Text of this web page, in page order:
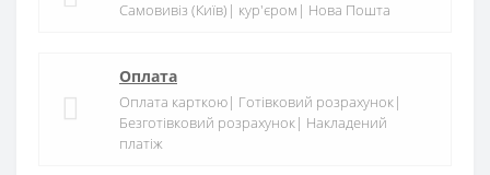
Самовивіз (Київ)| кур'єром| Нова Пошта
Оплата
Оплата карткою| Готівковий розрахунок|
Безготівковий розрахунок| Накладений
платіж